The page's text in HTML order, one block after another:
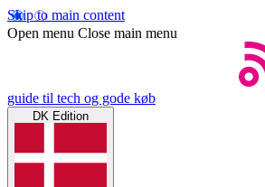
Skip to main content
Open menu Close main menu
guide til tech og gode køb
DK Edition